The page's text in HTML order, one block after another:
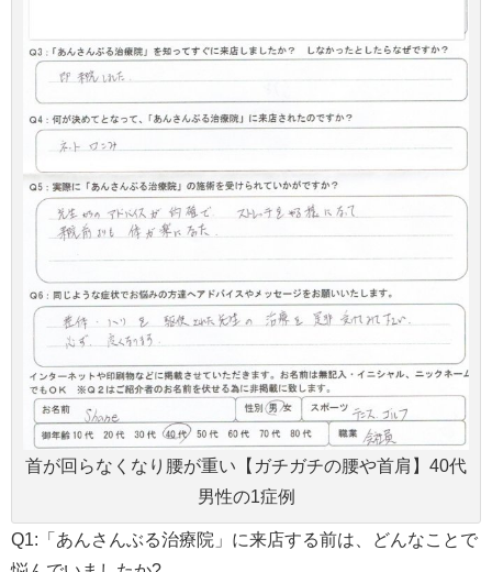
首が回らなくなり腰が重い【ガチガチの腰や首肩】40代
男性の1症例
Q1:「あんさんぶる治療院」に来店する前は、どんなことで